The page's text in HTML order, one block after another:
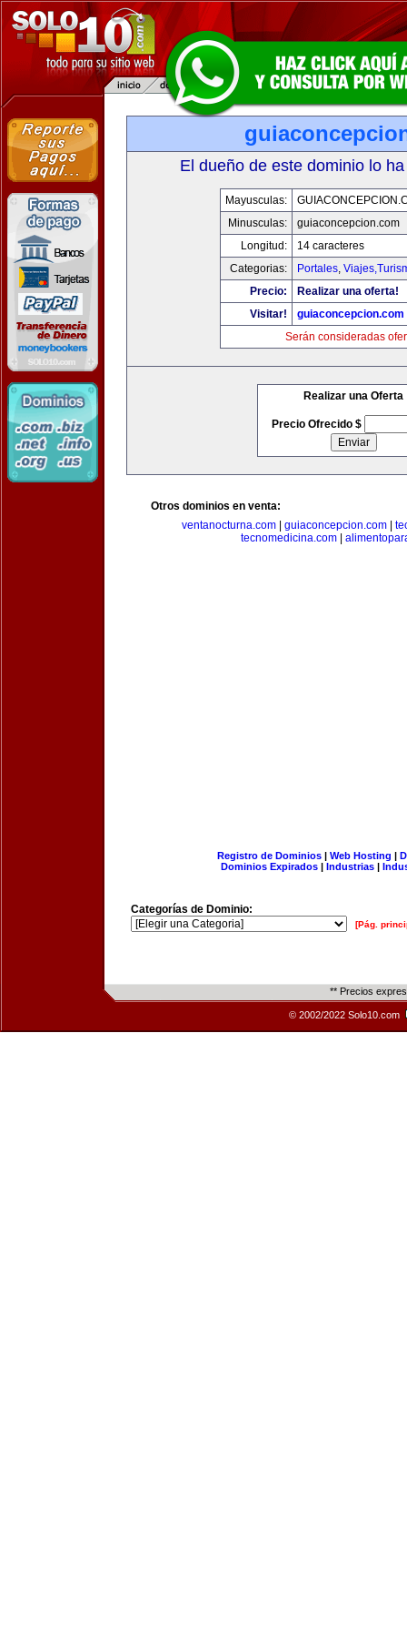
El dueño de este dominio lo
Mayusculas:
Minusculas:
guiaconcepcion.com
Longitud:
14 caracteres
Categorias:
Portales,
Precio:
Realizar una oferta!
Visitar!
guiaconcepcion.com
Serán consideradas
Realizar una Oferta
Precio Ofrecido $
Otros dominios en venta:
ventanocturna.com| guiaconcepcion.com|
tecnomedicina.com|
Registro de Dominios| Web Hosting |
Dominios Expirados | Industrias |
Categorías de Dominio:
[Pág.
** Precios
© 2002/2022 Solo10.com